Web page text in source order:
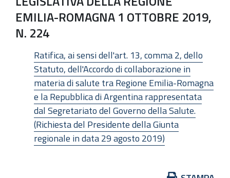
EMILIA-ROMAGNA 1 OTTOBRE 2019,
N. 224
Ratifica, ai sensi dell'art. 13, comma 2, dello
Statuto, dell'Accordo di collaborazione in
materia di salute tra Regione Emilia-Romagna
e la Repubblica di Argentina rappresentata
dal Segretariato del Governo della Salute.
(Richiesta del Presidente della Giunta
regionale in data 29 agosto 2019)